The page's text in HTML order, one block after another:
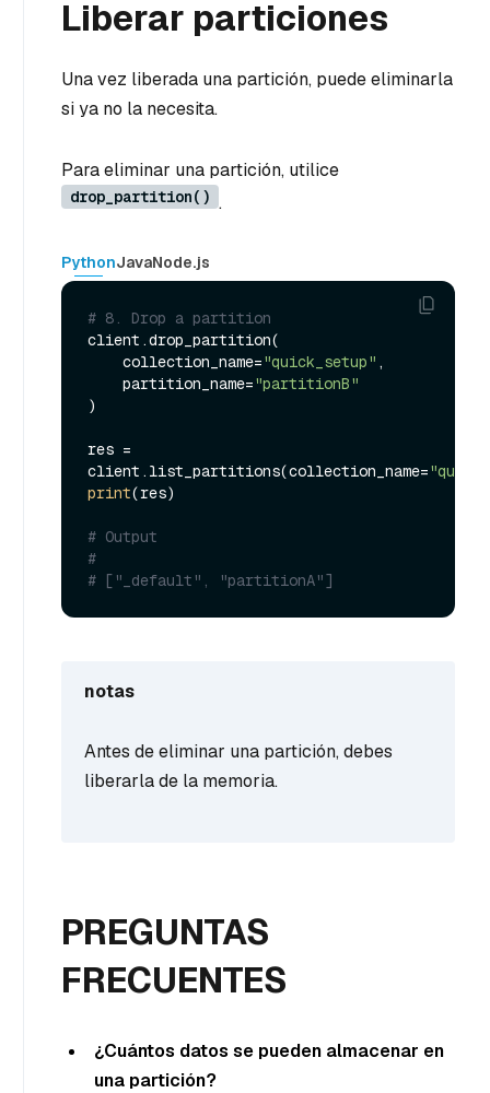
Liberar particiones
Una vez liberada una partición, puede eliminarla
si ya no la necesita.
Para eliminar una partición, utilice
drop_partition() .
PythonJavaNode.js
# 8. Drop a partition
client.drop_partition(
    collection_name=
"quick_setup" ,
    partition_name=
"partitionB"
)
res =
client.list_partitions(collection_name=
print(res)
# Output
#
# ["_default", "partitionA"]
notas
Antes de eliminar una partición, debes
liberarla de la memoria.
PREGUNTAS
FRECUENTES
¿Cuántos datos se pueden almacenar en
una partición?